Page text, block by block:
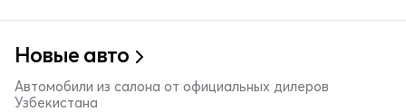
Новые авто
Автомобили из салона от официальных дилеров
Узбекистана